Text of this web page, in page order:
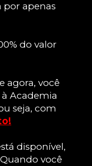
por apenas
do valor
agora, você
Academia
disponível,
você